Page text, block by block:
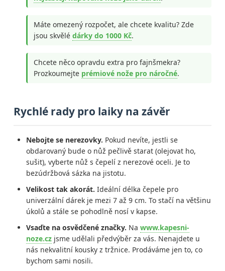
Máte omezený rozpočet, ale chcete kvalitu? Zde
jsou skvělé dárky do 1000 Kč.
Chcete něco opravdu extra pro fajnšmekra?
Prozkoumejte prémiové nože pro náročné.
Rychlé rady pro laiky na závěr
Nebojte se nerezovky. Pokud nevíte, jestli se
obdarovaný bude o nůž pečlivě starat (olejovat ho,
sušit), vyberte nůž s čepelí z nerezové oceli. Je to
bezúdržbová sázka na jistotu.
Velikost tak akorát. Ideální délka čepele pro
univerzální dárek je mezi 7 až 9 cm. To stačí na většinu
úkolů a stále se pohodlně nosí v kapse.
Vsaďte na osvědčené značky. Na www.kapesni-
noze.cz jsme udělali předvýběr za vás. Nenajdete u
nás nekvalitní kousky z tržnice. Prodáváme jen to, co
bychom sami nosili.